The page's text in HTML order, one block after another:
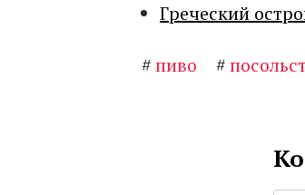
Греческий
#пиво #